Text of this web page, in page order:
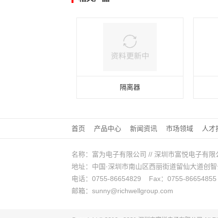
隔离器
首页 产品中心 新闻资讯 市场领域 人才
名称：富为电子有限公司 // 深圳市富悦电子有限
地址：中国·深圳市南山区西丽街道留仙大道创
电话：0755-86654829 Fax：0755-86654855
邮箱：sunny@richwellgroup.com